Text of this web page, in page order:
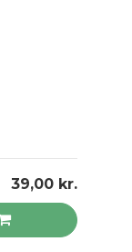
39,00 kr.